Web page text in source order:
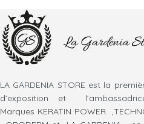
LA GARDENIA STORE est la
d’exposition et
Marques KERATIN POWER